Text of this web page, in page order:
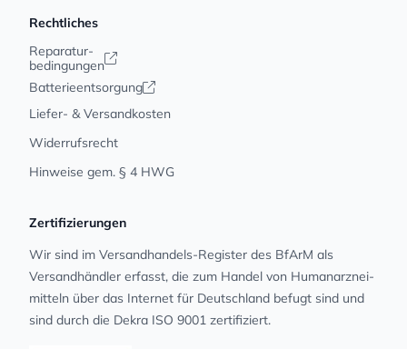
Rechtliches
Reparatur-
bedingungen
Batterieentsorgung
Liefer- & Versandkosten
Widerrufsrecht
Hinweise gem. § 4 HWG
Zertifizierungen
Wir sind im Versandhandels-Register des BfArM als
Versandhändler erfasst, die zum Handel von Human­arz­nei­
mit­teln über das Internet für Deutschland befugt sind und
sind durch die Dekra ISO 9001 zertifiziert.